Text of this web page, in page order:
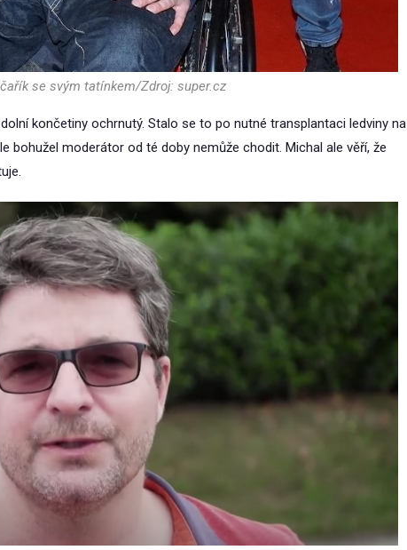
se svým tatínkem/Zdroj: super.cz
končetiny ochrnutý. Stalo se to po nutné transplantaci ledviny na
bohužel moderátor od té doby nemůže chodit. Michal ale věří, že